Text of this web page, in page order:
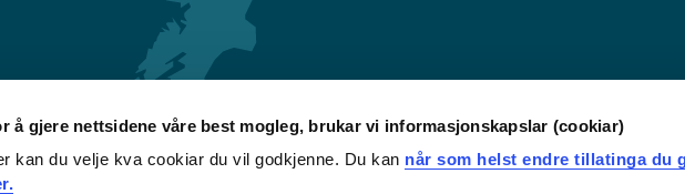
å gjere nettsidene våre best mogleg, brukar vi informasjonskapslar (cookiar)
kan du velje kva cookiar du vil godkjenne. Du kan når som helst endre tillatinga du